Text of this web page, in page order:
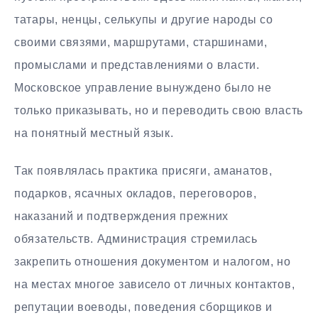
татары, ненцы, селькупы и другие народы со
своими связями, маршрутами, старшинами,
промыслами и представлениями о власти.
Московское управление вынуждено было не
только приказывать, но и переводить свою власть
на понятный местный язык.
Так появлялась практика присяги, аманатов,
подарков, ясачных окладов, переговоров,
наказаний и подтверждения прежних
обязательств. Администрация стремилась
закрепить отношения документом и налогом, но
на местах многое зависело от личных контактов,
репутации воеводы, поведения сборщиков и